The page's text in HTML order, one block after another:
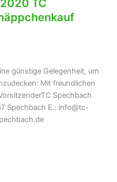
TC
günstige Gelegenheit, um
Mit freundlichen
Spechbach
Spechbach E.: info@tc-